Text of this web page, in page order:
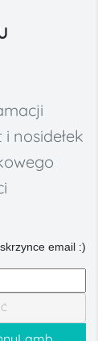
nosidełek
email :)